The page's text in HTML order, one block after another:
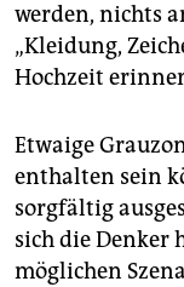
werden, nichts
„Kleidung,
Hochzeit
Etwaige
enthalten sein
sorgfältig
sich die Denker
möglichen